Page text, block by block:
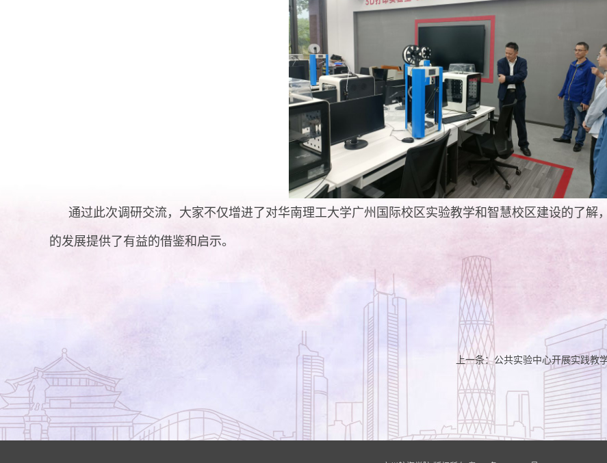
通过此次调研交流，大家不仅增进了对华南理工大学广州国际校区实验教学和智慧校区建设的了解
的发展提供了有益的借鉴和启示。
上一条：公共实验中心开展实践教